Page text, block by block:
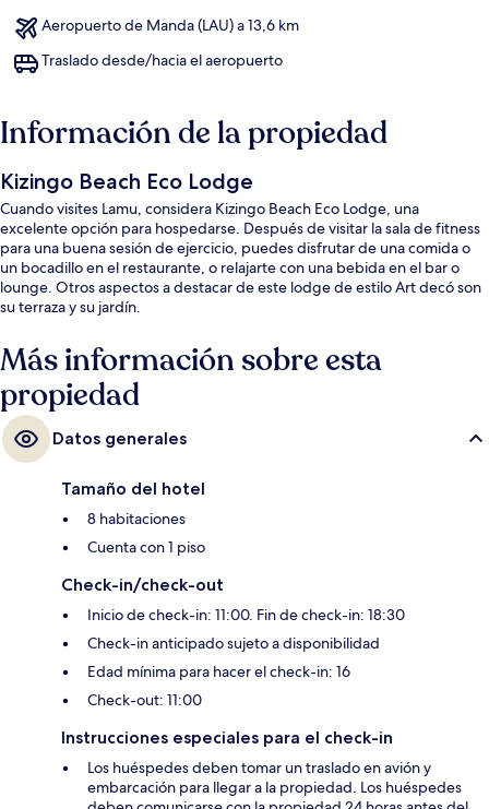
Aeropuerto de Manda (LAU) a 13,6 km
Traslado desde/hacia el aeropuerto
Información de la propiedad
Kizingo Beach Eco Lodge
Cuando visites Lamu, considera Kizingo Beach Eco Lodge, una
excelente opción para hospedarse. Después de visitar la sala de fitness
para una buena sesión de ejercicio, puedes disfrutar de una comida o
un bocadillo en el restaurante, o relajarte con una bebida en el bar o
lounge. Otros aspectos a destacar de este lodge de estilo Art decó son
su terraza y su jardín.
Más información sobre esta
propiedad
Datos generales
Tamaño del hotel
8 habitaciones
Cuenta con 1 piso
Check-in/check-out
Inicio de check-in: 11:00. Fin de check-in: 18:30
Check-in anticipado sujeto a disponibilidad
Edad mínima para hacer el check-in: 16
Check-out: 11:00
Instrucciones especiales para el check-in
Los huéspedes deben tomar un traslado en avión y
embarcación para llegar a la propiedad. Los huéspedes